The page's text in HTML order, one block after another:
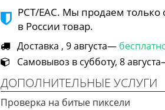
РСТ/ЕАС. Мы продаем
в России товар.
Доставка , 9 августа—
Самовывоз в субботу, 8
ДОПОЛНИТЕЛЬНЫЕ УСЛУГИ
Проверка на битые пиксели